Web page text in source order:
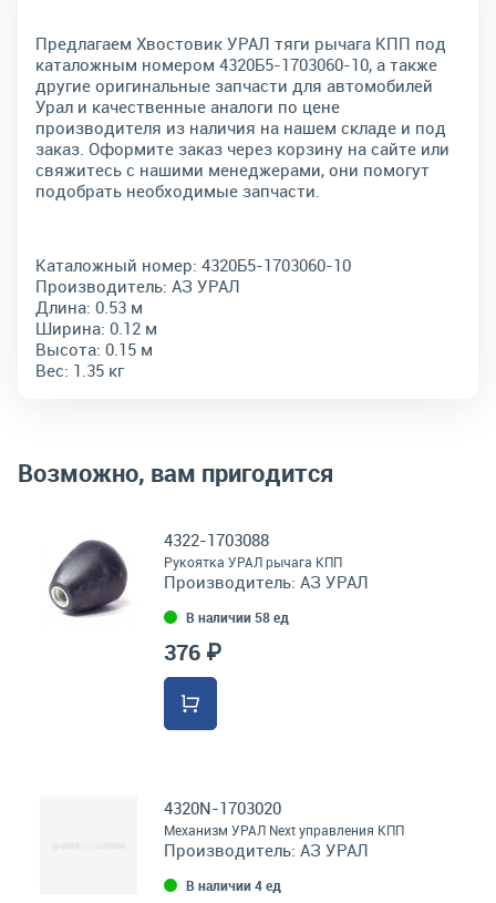
Предлагаем Хвостовик УРАЛ тяги рычага КПП под
каталожным номером 4320Б5-1703060-10, а также
другие оригинальные запчасти для автомобилей
Урал и качественные аналоги по цене
производителя из наличия на нашем складе и под
заказ. Оформите заказ через корзину на сайте или
свяжитесь с нашими менеджерами, они помогут
подобрать необходимые запчасти.
Каталожный номер: 4320Б5-1703060-10
Производитель: АЗ УРАЛ
Длина: 0.53 м
Ширина: 0.12 м
Высота: 0.15 м
Вес: 1.35 кг
Возможно, вам пригодится
4322-1703088
Рукоятка УРАЛ рычага КПП
Производитель: АЗ УРАЛ
В наличии 58 ед
376 ₽
4320N-1703020
Механизм УРАЛ Next управления КПП
Производитель: АЗ УРАЛ
В наличии 4 ед